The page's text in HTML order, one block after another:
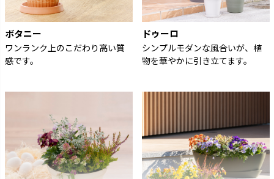
ボタニー
ワンランク上のこだわり高い質
感です。
ドゥーロ
シンプルモダンな風合いが、植
物を華やかに引き立てます。